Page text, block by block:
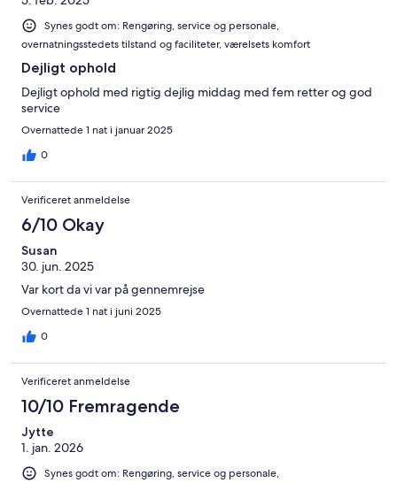
Synes godt om: Rengøring, service og personale,
overnatningsstedets tilstand og faciliteter, værelsets komfort
Dejligt ophold
Dejligt ophold med rigtig dejlig middag med fem retter og god
service
Overnattede 1 nat i januar 2025
0
Verificeret anmeldelse
6/10 Okay
Susan
30. jun. 2025
Var kort da vi var på gennemrejse
Overnattede 1 nat i juni 2025
0
Verificeret anmeldelse
10/10 Fremragende
Jytte
1. jan. 2026
Synes godt om: Rengøring, service og personale,